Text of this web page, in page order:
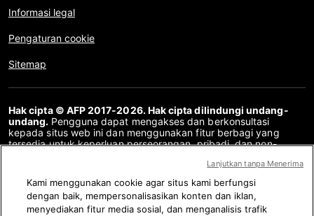
Informasi legal
Pengaturan cookie
Sitemap
Hak cipta © AFP 2017-2026. Hak cipta dilindungi undang-
undang. Pengguna dapat mengakses dan berkonsultasi
kepada situs web ini dan menggunakan fitur berbagi yang
tersedia untuk keperluan perseorangan, pribadi, dan non-
komunikasi kepada publik atau pendistribusian konten situs
web ini, secara keseluruhan atau sebagian, untuk tujuan lain
dan/atau dengan cara lain, tanpa perjanjian lisensi khusus yang
ditandatangani dengan AFP, adalah dilarang keras. Subjek
yang digambarkan atau dimasukkan melalui tautan dalam
Kami menggunakan cookie agar situs kami berfungsi
dengan baik, mempersonalisasikan konten dan iklan,
menyediakan fitur media sosial, dan menganalisis trafik
Lanjutkan tanpa Menerima